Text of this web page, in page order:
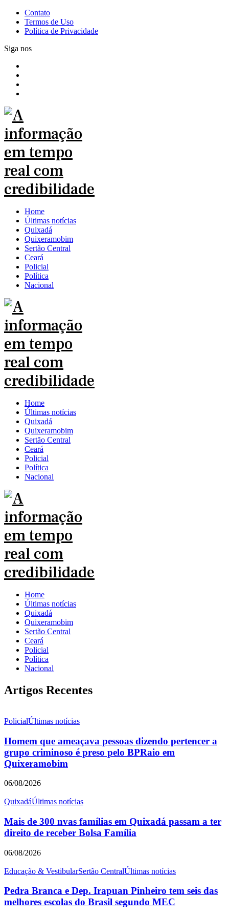
Contato
Termos de Uso
Política de Privacidade
Siga nos
Home
Últimas notícias
Quixadá
Quixeramobim
Sertão Central
Ceará
Policial
Política
Nacional
Home
Últimas notícias
Quixadá
Quixeramobim
Sertão Central
Ceará
Policial
Política
Nacional
Home
Últimas notícias
Quixadá
Quixeramobim
Sertão Central
Ceará
Policial
Política
Nacional
Artigos Recentes
PolicialÚltimas notícias
Homem que ameaçava pessoas dizendo pertencer a
grupo criminoso é preso pelo BPRaio em
Quixeramobim
06/08/2026
QuixadáÚltimas notícias
Mais de 300 nvas famílias em Quixadá passam a ter
direito de receber Bolsa Família
06/08/2026
Educação & VestibularSertão CentralÚltimas notícias
Pedra Branca e Dep. Irapuan Pinheiro tem seis das
melhores escolas do Brasil segundo MEC